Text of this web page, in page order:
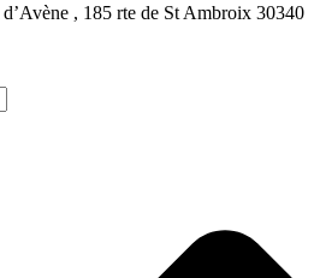
, 185 rte de St Ambroix 30340